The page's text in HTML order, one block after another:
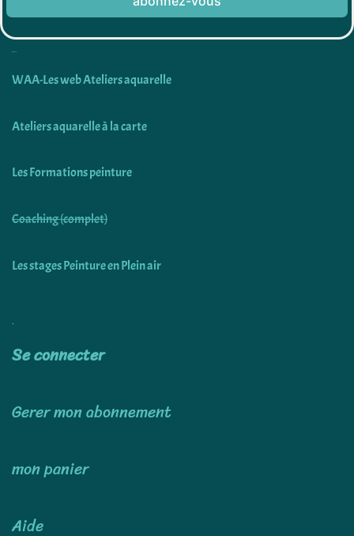
WAA-Les web Ateliers aquarelle
Ateliers aquarelle à la carte
Les Formations peinture
Coaching (complet)
Les stages Peinture en Plein air
Se connecter
Gerer mon abonnement
mon panier
Aide